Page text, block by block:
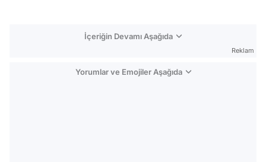
İçeriğin Devamı Aşağıda
Reklam
Yorumlar ve Emojiler Aşağıda